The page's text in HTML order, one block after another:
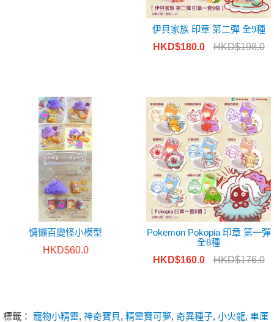
伊貝家族 印章 第二彈 全9種
HKD$180.0
HKD$198.0
慵懶百變怪小模型
HKD$60.0
Pokemon Pokopia 印章 第一彈
全8種
HKD$160.0
HKD$176.0
標籤： 寵物小精靈, 神奇寶貝, 精靈寶可夢, 奇異種子, 小火龍, 車厘